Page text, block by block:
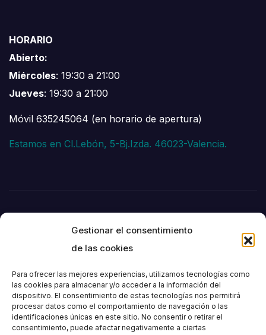
Gestionar el consentimiento
de las cookies
Para ofrecer las mejores experiencias, utilizamos tecnologías como
las cookies para almacenar y/o acceder a la información del
dispositivo. El consentimiento de estas tecnologías nos permitirá
procesar datos como el comportamiento de navegación o las
identificaciones únicas en este sitio. No consentir o retirar el
consentimiento, puede afectar negativamente a ciertas
HORARIO
Abierto:
Miércoles: 19:30 a 21:00
Jueves: 19:30 a 21:00
Móvil 635245064 (en horario de apertura)
Estamos en Cl.Lebón, 5-Bj.Izda. 46023-Valencia.
Societat